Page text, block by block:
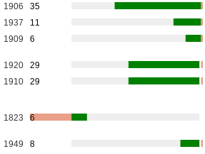
1906
35
1937
11
1909 6
1920
29
1910 29
1823 6
1949
8